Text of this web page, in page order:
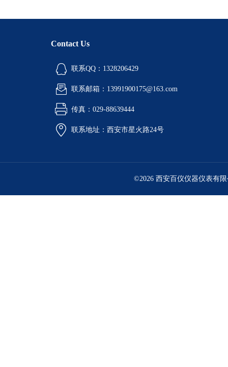
Contact Us
联系QQ：1328206429
联系邮箱：13991900175@163.com
传真：029-88639444
联系地址：西安市星火路24号
©2026 西安百仪仪器仪表有